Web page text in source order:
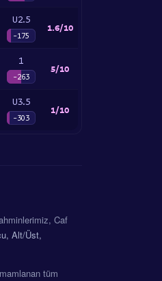
U2.5
-175
1.6/10
1
-263
5/10
U3.5
-303
1/10
Caf
Alt/Üst,
tüm